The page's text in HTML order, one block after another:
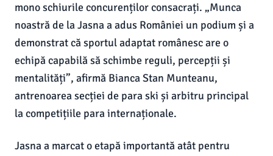
mono schiurile concurenților consacrați. „Munca
noastră de la Jasna a adus României un podium și a
demonstrat că sportul adaptat românesc are o
echipă capabilă să schimbe reguli, percepții și
mentalități”, afirmă Bianca Stan Munteanu,
antrenoarea secției de para ski și arbitru principal
la competițiile para internaționale.
Jasna a marcat o etapă importantă atât pentru